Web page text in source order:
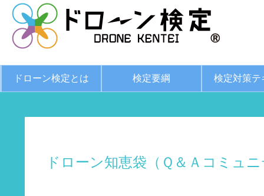
ドローン検定とは 検定要綱 検定対策テ
ドローン知恵袋（Ｑ＆Ａコミュ